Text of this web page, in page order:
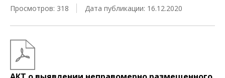
Просмотров: 318
Дата публикации: 16.12.2020